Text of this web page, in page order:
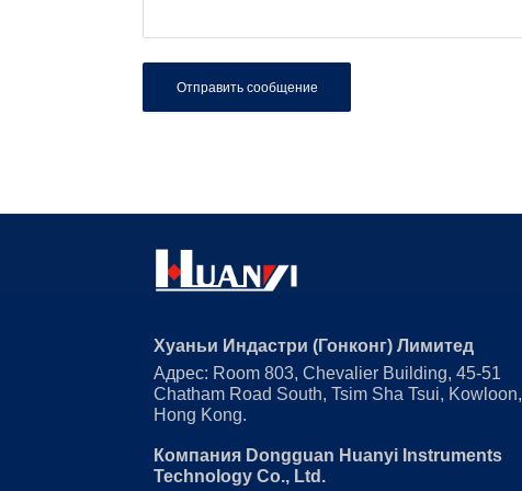
Отправить сообщение
Хуаньи Индастри (Гонконг) Лимитед
Адрес: Room 803, Chevalier Building, 45-51
Chatham Road South, Tsim Sha Tsui, Kowloon,
Hong Kong.
Компания Dongguan Huanyi Instruments
Technology Co., Ltd.